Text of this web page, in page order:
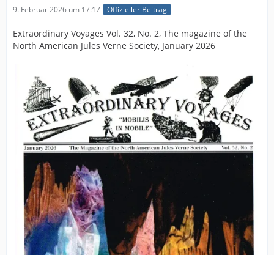
9. Februar 2026 um 17:17 Offizieller Beitrag
Extraordinary Voyages Vol. 32, No. 2, The magazine of the
North American Jules Verne Society, January 2026